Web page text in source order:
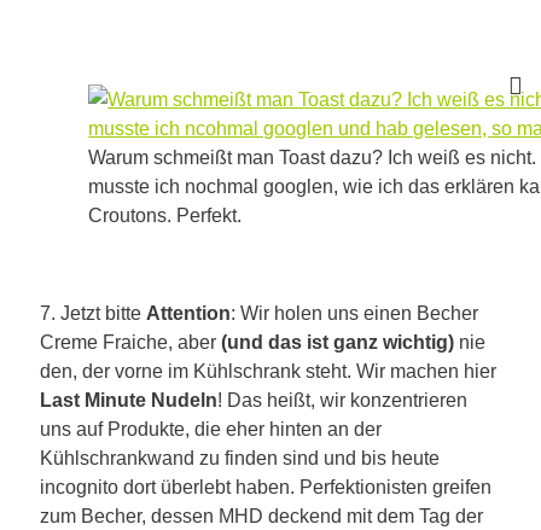
Warum schmeißt man Toast dazu? Ich weiß es
musste ich nochmal googlen, wie ich das erklären
Croutons. Perfekt.
7. Jetzt bitte Attention: Wir holen uns einen Becher
Creme Fraiche, aber(und das ist ganz wichtig) nie
den, der vorne im Kühlschrank steht. Wir machen hier
Last Minute Nudeln! Das heißt, wir konzentrieren
uns auf Produkte, die eher hinten an der
Kühlschrankwand zu finden sind und bis heute
incognito dort überlebt haben. Perfektionisten greifen
zum Becher, dessen MHD deckend mit dem Tag der